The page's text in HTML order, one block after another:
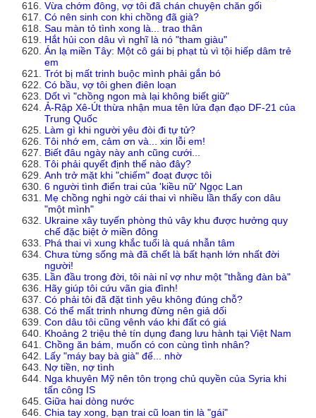
Vừa chớm đông, vợ tôi đã chán chuyện chăn gối
Có nên sinh con khi chồng đã già?
Sau màn tỏ tình xong là... trao thân
Hắt hủi con dâu vì nghĩ là nó "tham giàu"
Án lạ miền Tây: Một cô gái bị phạt tù vì tội hiếp dâm trẻ
em
Trót bị mất trinh buộc mình phải gắn bó
Có bầu, vợ tôi ghen điên loạn
Dốt vì "chồng ngon mà lại không biết giữ"
Ả-Rập Xê-Út thừa nhận mua tên lửa đạn đạo DF-21 của
Trung Quốc
Làm gì khi người yêu đòi đi tự tử?
Tôi nhớ em, cảm ơn và... xin lỗi em!
Biết đâu ngày này anh cũng cưới...
Tôi phải quyết định thế nào đây?
Anh trở mặt khi "chiếm" đoạt được tôi
6 người tình điển trai của 'kiều nữ' Ngọc Lan
Mẹ chồng nghi ngờ cái thai vì nhiều lần thấy con dâu
"một mình"
Ukraine xây tuyến phòng thủ vây khu được hưởng quy
chế đặc biệt ở miền đông
Phá thai vì xung khắc tuổi là quá nhẫn tâm
Chưa từng sống mà đã chết là bất hạnh lớn nhất đời
người!
Lần đầu trong đời, tôi nài nỉ vợ như một "thằng đàn bà"
Hãy giúp tôi cứu vãn gia đình!
Có phải tôi đã đặt tình yêu không đúng chỗ?
Có thể mất trinh nhưng đừng nên giả dối
Con dâu tôi cũng vênh váo khi đất có giá
Khoảng 2 triệu thẻ tín dụng đang lưu hành tại Việt Nam
Chồng ăn bám, muốn có con cùng tình nhân?
Lấy "máy bay bà già" để... nhờ
Nợ tiền, nợ tình
Nga khuyên Mỹ nên tôn trọng chủ quyền của Syria khi
tấn công IS
Giữa hai dòng nước
Chia tay xong, bạn trai cũ loan tin là "gái"